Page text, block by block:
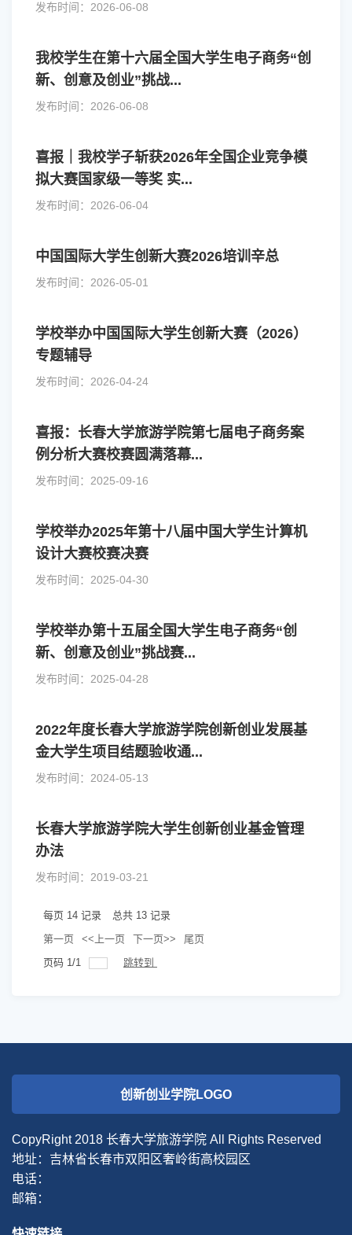
发布时间：2026-06-08
我校学生在第十六届全国大学生电子商务“创
新、创意及创业”挑战...
发布时间：2026-06-08
喜报｜我校学子斩获2026年全国企业竞争模
拟大赛国家级一等奖 实...
发布时间：2026-06-04
中国国际大学生创新大赛2026培训辛总
发布时间：2026-05-01
学校举办中国国际大学生创新大赛（2026）
专题辅导
发布时间：2026-04-24
喜报：长春大学旅游学院第七届电子商务案
例分析大赛校赛圆满落幕...
发布时间：2025-09-16
学校举办2025年第十八届中国大学生计算机
设计大赛校赛决赛
发布时间：2025-04-30
学校举办第十五届全国大学生电子商务“创
新、创意及创业”挑战赛...
发布时间：2025-04-28
2022年度长春大学旅游学院创新创业发展基
金大学生项目结题验收通...
发布时间：2024-05-13
长春大学旅游学院大学生创新创业基金管理
办法
发布时间：2019-03-21
每页 14 记录 总共 13 记录
第一页
<<上一页 下一页>>
尾页
页码 1/1 跳转到
创新创业学院LOGO
CopyRight 2018 长春大学旅游学院 All Rights Reserved
地址：吉林省长春市双阳区奢岭街高校园区
电话：
邮箱：